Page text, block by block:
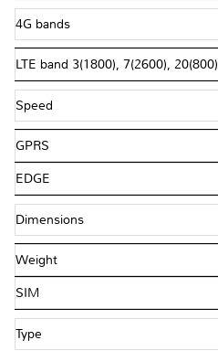
4G bands
LTE band 3(1800), 7(2600), 20(800)
Speed
GPRS
EDGE
Dimensions
Weight
SIM
Type